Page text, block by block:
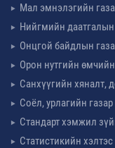
Мал эмнэлэгийн
Нийгмийн даатгалын
Онцгой байдлын
Орон нутгийн
Санхүүгийн хяналт,
Соёл, урлагийн газар
Стандарт хэмжил
Статистикийн хэлтэс